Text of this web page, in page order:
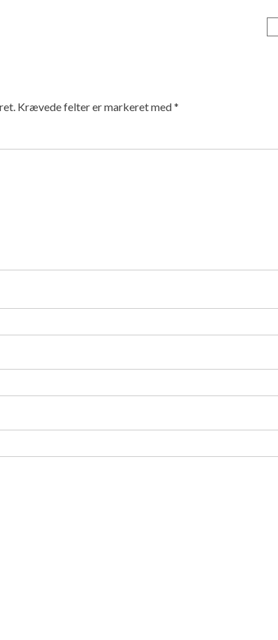
Krævede felter er markeret med*